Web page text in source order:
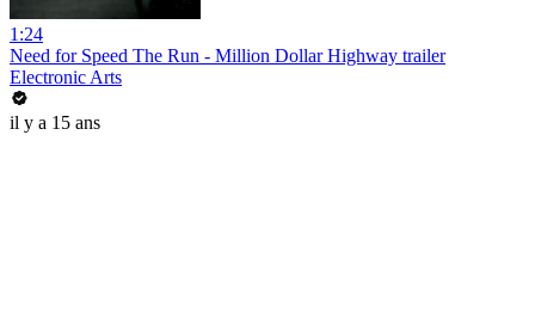
1:24
Need for Speed The Run - Million Dollar Highway trailer
Electronic Arts
il y a 15 ans